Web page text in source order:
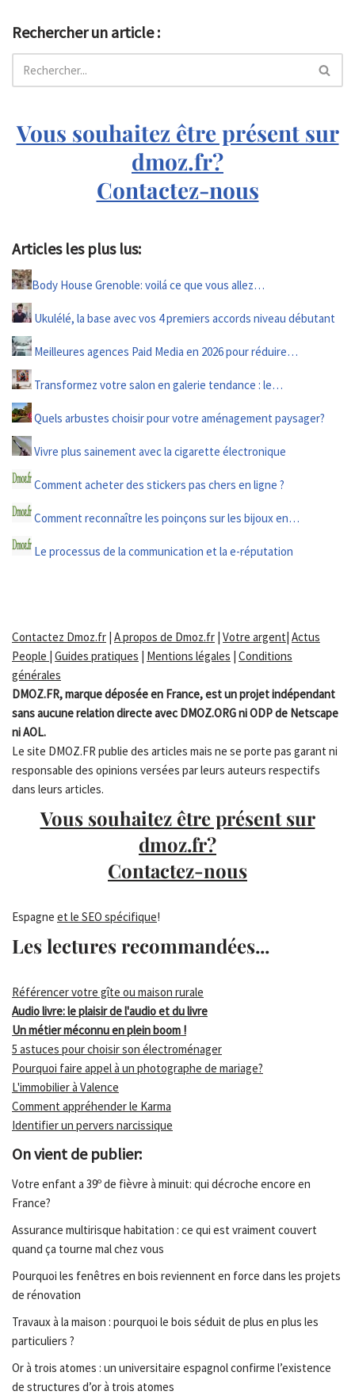
Rechercher un article :
Vous souhaitez être présent sur
dmoz.fr?
Contactez-nous
Articles les plus lus:
Body House Grenoble: voilá ce que vous allez…
Ukulélé, la base avec vos 4 premiers accords niveau débutant
Meilleures agences Paid Media en 2026 pour réduire…
Transformez votre salon en galerie tendance : le…
Quels arbustes choisir pour votre aménagement paysager?
Vivre plus sainement avec la cigarette électronique
Comment acheter des stickers pas chers en ligne ?
Comment reconnaître les poinçons sur les bijoux en…
Le processus de la communication et la e-réputation
Contactez Dmoz.fr | A propos de Dmoz.fr | Votre argent| Actus
People | Guides pratiques | Mentions légales | Conditions
générales
DMOZ.FR, marque déposée en France, est un projet indépendant
sans aucune relation directe avec DMOZ.ORG ni ODP de Netscape
ni AOL.
Le site DMOZ.FR publie des articles mais ne se porte pas garant ni
responsable des opinions versées par leurs auteurs respectifs
dans leurs articles.
Vous souhaitez être présent sur
dmoz.fr?
Contactez-nous
Espagne et le SEO spécifique!
Les lectures recommandées...
Référencer votre gîte ou maison rurale
Audio livre: le plaisir de l'audio et du livre
Un métier méconnu en plein boom !
5 astuces pour choisir son électroménager
Pourquoi faire appel à un photographe de mariage?
L'immobilier à Valence
Comment appréhender le Karma
Identifier un pervers narcissique
On vient de publier:
Votre enfant a 39º de fièvre à minuit: qui décroche encore en
France?
Assurance multirisque habitation : ce qui est vraiment couvert
quand ça tourne mal chez vous
Pourquoi les fenêtres en bois reviennent en force dans les projets
de rénovation
Travaux à la maison : pourquoi le bois séduit de plus en plus les
particuliers ?
Or à trois atomes : un universitaire espagnol confirme l’existence
de structures d’or à trois atomes